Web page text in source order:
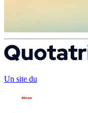
Un site du